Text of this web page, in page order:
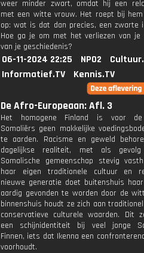
weer minder zwart, omdat hij een
met een witte vrouw. Het roept bij
op: wat is dat dan precies, een zwarte
Hoe ga je om met het verliezen van je
van je geschiedenis?
06-11-2024 22:25 NPO2
Informatief.TV
Kennis.TV
De Afro-Europeaan: Afl. 3
Het homogene Finland is voor
Somaliërs geen makkelijke
te aarden. Racisme en geweld
dagelijkse realiteit, met als
Somalische gemeenschap stevig
haar eigen traditionele cultuur en
nieuwe generatie doet buitenshuis
aardig gevonden te worden door de
binnenshuis houdt ze zich aan
conservatieve culturele waarden. Dit
een schijnidentiteit bij veel jonge
Finnen, iets dat Ikenna een
voorhoudt.